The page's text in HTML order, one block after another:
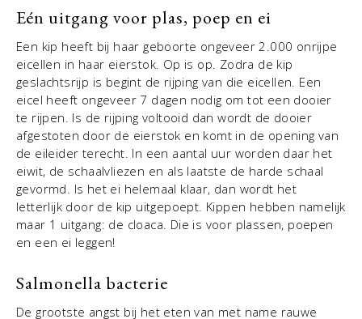
Eén uitgang voor plas, poep en ei
Een kip heeft bij haar geboorte ongeveer 2.000 onrijpe
eicellen in haar eierstok. Op is op. Zodra de kip
geslachtsrijp is begint de rijping van die eicellen. Een
eicel heeft ongeveer 7 dagen nodig om tot een dooier
te rijpen. Is de rijping voltooid dan wordt de dooier
afgestoten door de eierstok en komt in de opening van
de eileider terecht. In een aantal uur worden daar het
eiwit, de schaalvliezen en als laatste de harde schaal
gevormd. Is het ei helemaal klaar, dan wordt het
letterlijk door de kip uitgepoept. Kippen hebben namelijk
maar 1 uitgang: de cloaca. Die is voor plassen, poepen
en een ei leggen!
Salmonella bacterie
De grootste angst bij het eten van met name rauwe